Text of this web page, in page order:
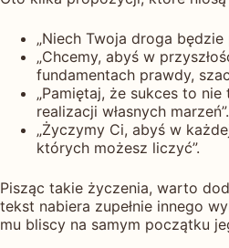
„Niech Twoja droga
„Chcemy, abyś w
fundamentach prawdy,
„Pamiętaj, że sukces to
realizacji własnych marzeń”.
„Życzymy Ci, abyś w
których możesz liczyć”.
Pisząc takie życzenia, warto
tekst nabiera zupełnie innego
mu bliscy na samym początku